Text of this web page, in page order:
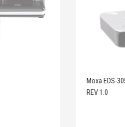
Moxa EDS-
REV 1.0